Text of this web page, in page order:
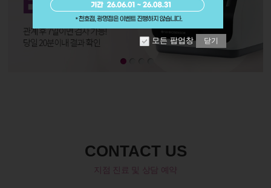
모든 팝업창 닫기
CONTACT US
지점 진료 및 상담 예약